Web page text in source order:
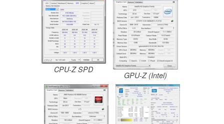
CPU-Z SPD
GPU-Z (Intel)